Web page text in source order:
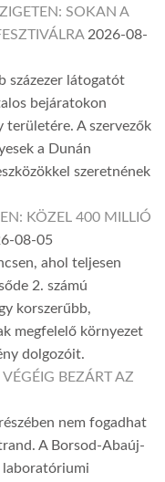
SOKAN A
2026-08-
százezer látogatót
bejáratokon
területére. A szervezők
a Dunán
szeretnének
KÖZEL 400 MILLIÓ
08-05
ahol teljesen
2. számú
korszerűbb,
megfelelő környezet
dolgozóit.
BEZÁRT AZ
nem fogadhat
A Borsod-Abaúj-
laboratóriumi